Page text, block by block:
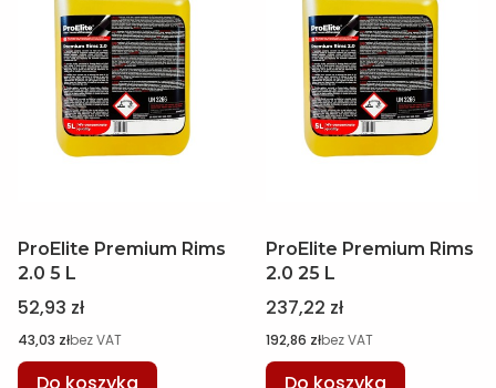
ProElite Premium Rims
2.0 5 L
Cena
52,93 zł
Cena
43,03 złbez VAT
ProElite Premium Rims
2.0 25 L
Cena
237,22 zł
Cena
192,86 złbez VAT